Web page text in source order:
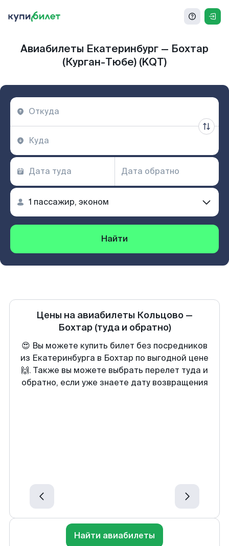
Авиабилеты Екатеринбург — Бохтар
(Курган-Тюбе) (KQT)
Найти
Цены на авиабилеты Кольцово —
Бохтар (туда и обратно)
😍 Вы можете купить билет без посредников
из Екатеринбурга в Бохтар по выгодной цене
🙌. Также вы можете выбрать перелет туда и
обратно, если уже знаете дату возвращения
Найти авиабилеты